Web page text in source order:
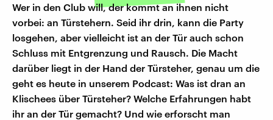
Wer in den Club will, der kommt an ihnen nicht
vorbei: an Türstehern. Seid ihr drin, kann die Party
losgehen, aber vielleicht ist an der Tür auch schon
Schluss mit Entgrenzung und Rausch. Die Macht
darüber liegt in der Hand der Türsteher, genau um die
geht es heute in unserem Podcast: Was ist dran an
Klischees über Türsteher? Welche Erfahrungen habt
ihr an der Tür gemacht? Und wie erforscht man